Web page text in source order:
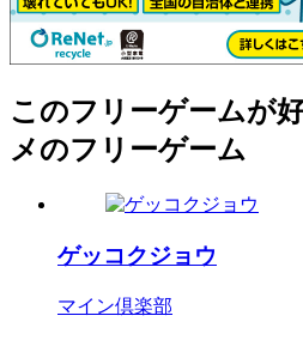
このフリーゲームが
メのフリーゲーム
ゲッコクジョウ
マイン倶楽部